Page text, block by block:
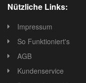
Nützliche Links:
Impressum
So Funktioniert's
AGB
Kundenservice